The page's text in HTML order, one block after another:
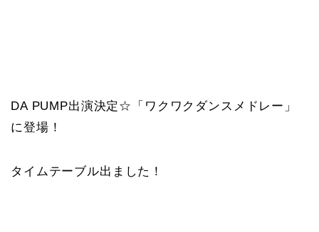
DA PUMP出演決定☆「ワクワクダンスメドレー」
に登場！
タイムテーブル出ました！